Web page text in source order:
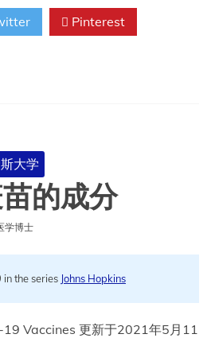
Pinterest
大学
苗的成分
学博士
the series Johns Hopkins
Vaccines 更新于2021年5月11